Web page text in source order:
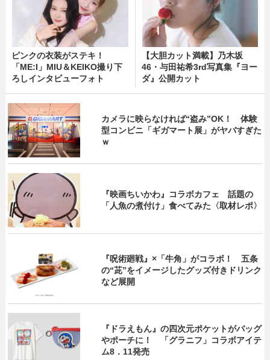
ピンクの衣装がステキ！
「ME:I」MIU＆KEIKO撮り下
ろしインタビューフォト
【大胆カット満載】乃木坂
46・与田祐希3rd写真集『ヨー
ダ』公開カット
カメラに映らなければ“盗み”OK！ 体験
型コンビニ「ギガマート展」がヤバすぎた
ｗ
『映画ちいかわ』コラボカフェ 話題の
「人魚の煮付け」食べてみた〈取材レポ〉
『呪術廻戦』×「牛角」がコラボ！ 五条
の“茈”をイメージしたグッズ付きドリンク
など展開
『ドラえもん』の四次元ポケットがバッグ
やポーチに！ 「グラニフ」コラボアイテ
ム8．11発売